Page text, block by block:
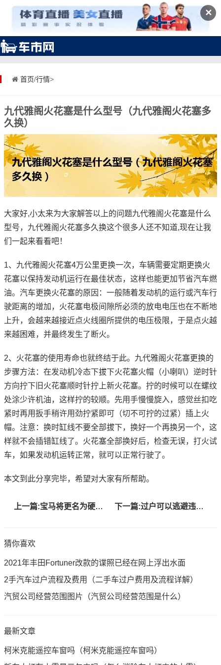
✕
首页/行情>
九代雅阁火花塞是什么型号（九代雅阁火花塞多
久换）
大家好,小太来为大家解答以上的问题九代雅阁火花塞是什么
型号，九代雅阁火花塞多久换这个很多人还不知道,现在让我
们一起来看看吧！
1、九代雅阁火花塞4万公里更换一次，车辆需要定期更换火
花塞以保持发动机运行在最佳状态，这样也能更加节省汽车燃
油。汽车更换火花塞的原因：一般随着发动机的运行或汽车行
驶距离的增加，火花塞电极间隙所必须的放电电压也在不断地
上升，会越来越接近点火线圈所提供的电压极限，于是点火越
来越困难，并最终发生了断火。
2、火花塞的使用寿命也就终结于此。九代雅阁火花塞更换的
步骤方法：在发动机冷态下拔下火花塞火帽（小喇叭）逆时针
方向拧下旧火花塞顺时针拧上新火花塞。拧的时候可以在螺纹
处涂少许机油，这样拧的较顺。先用手慢慢旋入，感觉丝扣吃
紧时再用扳手稍许用劲拧紧即可（切不可拧的过紧）插上火
帽。注意：换时缸线不要全部拔下，换好一个再换另一个，这
样就不会插错缸线了。火花塞全部换好后，检查无误，打火试
车，如果发动机运转正常，就可以正常行驶了。
本文到此分享完毕，希望对大家有所帮助。
上一篇:宝马将更名为硬核M模型的传奇CSL的名字 下一篇:过户可以逃避违章吗
猜你喜欢
2021年丰田Fortuner改款的谍照已经在网上浮出水面
2手汽车过户流程及费用（二手车过户费用及流程详解）
汽贸公司经营范围图片（汽贸公司经营范围是什么）
最新文章
柯米克能遥控车窗吗（柯米克能遥控车窗吗）